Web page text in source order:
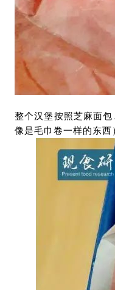
整个汉堡按照芝麻面
像是毛巾卷一样的东西